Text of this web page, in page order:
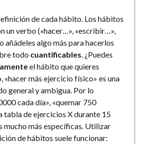
de cada hábito. Los hábitos
un verbo («hacer…», «escribir…»,
añádeles algo más para hacerlos
todo cuantificables . ¿Puedes
el hábito que quieres
«hacer más ejercicio físico» es una
general y ambigua. Por lo
cada día», «quemar 750
tabla de ejercicios X durante 15
mucho más específicas. Utilizar
de hábitos suele funcionar: